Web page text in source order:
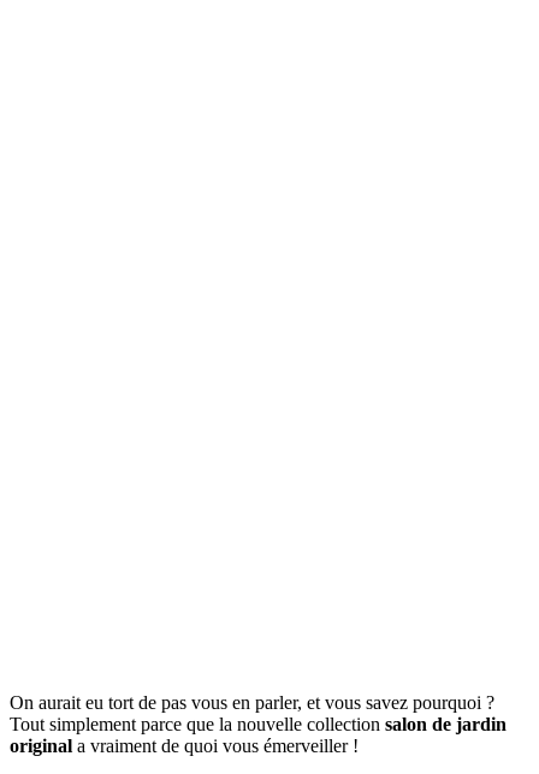
On aurait eu tort de pas vous en parler, et vous savez pourquoi ?
Tout simplement parce que la nouvelle collection salon de jardin
original a vraiment de quoi vous émerveiller !